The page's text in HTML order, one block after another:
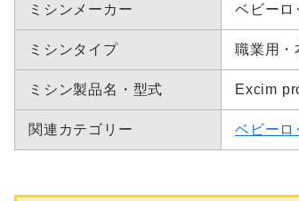
ミシンメーカー ベビーロ
ミシンタイプ 職業用・
ミシン製品名・型式 Excim
関連カテゴリー ベビーロ